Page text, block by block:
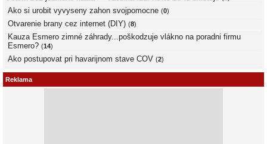
Ako si urobit vyvyseny zahon svojpomocne (0)
Otvarenie brany cez internet (DIY) (8)
Kauza Esmero zimné záhrady...poškodzuje vlákno na poradni firmu
Esmero? (14)
Ako postupovat pri havarijnom stave COV (2)
Reklama